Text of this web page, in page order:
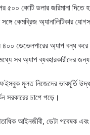
৫০০ কোটি ডলার জরিমানা দিতে
কেমব্রিজ অ্যানালিটিকার
৪০০ ডেভেলপারের অ্যাপ বন্ধ
মধ্যে সব অ্যাপ ব্যবহারকারীদের
মূলত নিজেদের ভাবমূর্তি
সরকারের চাপে পড়ে।
শতাধিক আইনজীবী, ডেটা গবেষক